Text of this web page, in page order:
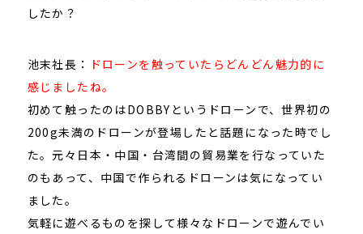
したか？
池末社長： ドローンを触っていたらどんどん魅力的に
感じましたね。
初めて触ったのはDOBBYというドローンで、世界初の
200g未満のドローンが登場したと話題になった時でし
た。元々日本・中国・台湾間の貿易業を行なっていた
のもあって、中国で作られるドローンは気になってい
ました。
気軽に遊べるものを探して様々なドローンで遊んでい